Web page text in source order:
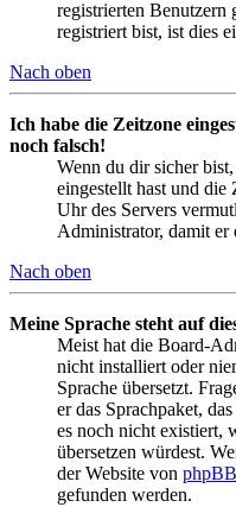
registrierten Benutzern
registriert bist, ist dies
Nach oben
Ich habe die Zeitzone
noch falsch!
Wenn du dir sicher
eingestellt hast und die
Uhr des Servers
Administrator, damit er
Nach oben
Meine Sprache steht auf
Meist hat die Board-
nicht installiert oder
Sprache übersetzt.
er das Sprachpaket,
es noch nicht existiert,
übersetzen würdest.
der Website von
gefunden werden.